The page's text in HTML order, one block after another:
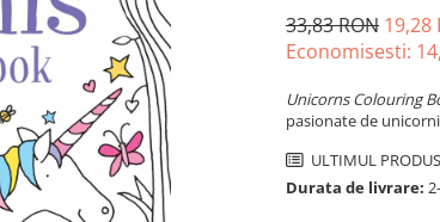
33,83 RON 19,28
Economisesti:
Unicorns Colouring
pasionate de
ULTIMUL
Durata de livrare: